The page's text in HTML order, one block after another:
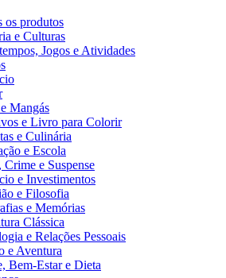
os produtos
e Culturas
Jogos e Atividades
Mangás
e Livro para Colorir
e Culinária
e Escola
Crime e Suspense
e Investimentos
e Filosofia
e Memórias
Clássica
e Relações Pessoais
e Aventura
Bem-Estar e Dieta